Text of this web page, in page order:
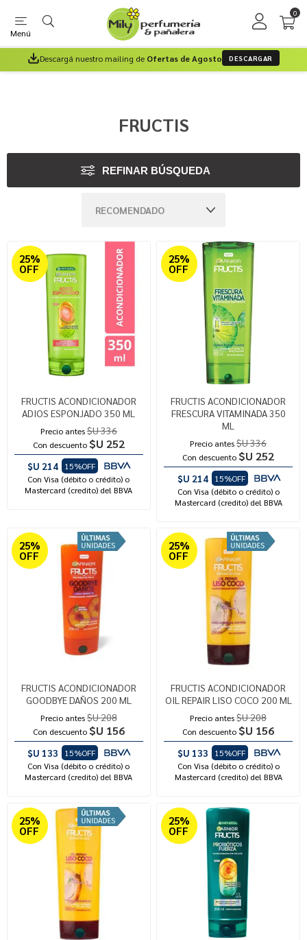
Menú
0
Descargá nuestro mailing de Ofertas de Agosto DESCARGAR
FRUCTIS
REFINAR BÚSQUEDA
25%
OFF
FRUCTIS ACONDICIONADOR
ADIOS ESPONJADO 350 ML
Precio antes$U 336
Con descuento $U 252
$U 214
15%OFF
Con Visa (débito o crédito) o
Mastercard (credito) del BBVA
25%
OFF
FRUCTIS ACONDICIONADOR
FRESCURA VITAMINADA 350
ML
Precio antes$U 336
Con descuento $U 252
$U 214
15%OFF
Con Visa (débito o crédito) o
Mastercard (credito) del BBVA
25%
OFF
FRUCTIS ACONDICIONADOR
GOODBYE DAÑOS 200 ML
Precio antes$U 208
Con descuento $U 156
$U 133
15%OFF
Con Visa (débito o crédito) o
Mastercard (credito) del BBVA
25%
OFF
FRUCTIS ACONDICIONADOR
OIL REPAIR LISO COCO 200 ML
Precio antes$U 208
Con descuento $U 156
$U 133
15%OFF
Con Visa (débito o crédito) o
Mastercard (credito) del BBVA
25%
OFF
25%
OFF